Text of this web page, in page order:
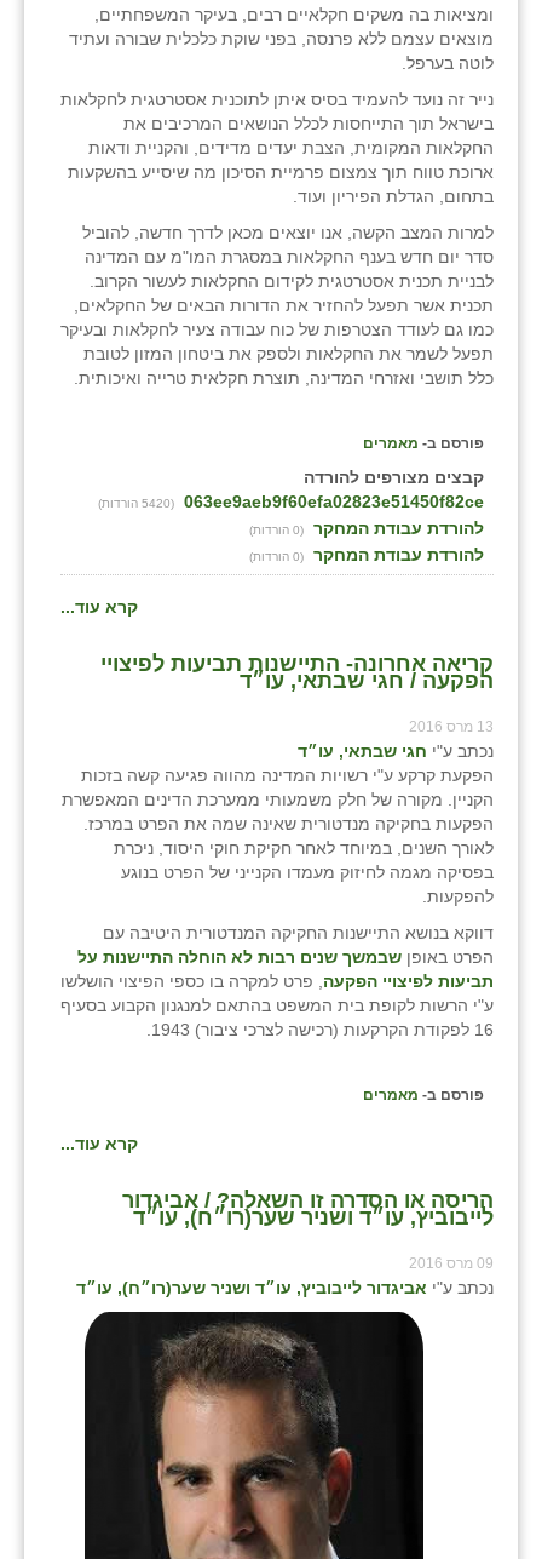
ומציאות בה משקים חקלאיים רבים, בעיקר המשפחתיים,
מוצאים עצמם ללא פרנסה, בפני שוקת כלכלית שבורה ועתיד
לוטה בערפל.
נייר זה נועד להעמיד בסיס איתן לתוכנית אסטרטגית לחקלאות
בישראל תוך התייחסות לכלל הנושאים המרכיבים את
החקלאות המקומית, הצבת יעדים מדידים, והקניית ודאות
ארוכת טווח תוך צמצום פרמיית הסיכון מה שיסייע בהשקעות
בתחום, הגדלת הפיריון ועוד.
למרות המצב הקשה, אנו יוצאים מכאן לדרך חדשה, להוביל
סדר יום חדש בענף החקלאות במסגרת המו"מ עם המדינה
לבניית תכנית אסטרטגית לקידום החקלאות לעשור הקרוב.
תכנית אשר תפעל להחזיר את הדורות הבאים של החקלאים,
כמו גם לעודד הצטרפות של כוח עבודה צעיר לחקלאות ובעיקר
תפעל לשמר את החקלאות ולספק את ביטחון המזון לטובת
כלל תושבי ואזרחי המדינה, תוצרת חקלאית טרייה ואיכותית.
פורסם ב- מאמרים
קבצים מצורפים להורדה
063ee9aeb9f60efa02823e51450f82ce
(5420 הורדות)
להורדת עבודת המחקר (0 הורדות)
להורדת עבודת המחקר (0 הורדות)
קרא עוד...
קריאה אחרונה- התיישנות תביעות לפיצויי
הפקעה / חגי שבתאי, עו״ד
13 מרס 2016
נכתב ע"י חגי שבתאי, עו״ד
הפקעת קרקע ע"י רשויות המדינה מהווה פגיעה קשה בזכות
הקניין. מקורה של חלק משמעותי ממערכת הדינים המאפשרת
הפקעות בחקיקה מנדטורית שאינה שמה את הפרט במרכז.
לאורך השנים, במיוחד לאחר חקיקת חוקי היסוד, ניכרת
בפסיקה מגמה לחיזוק מעמדו הקנייני של הפרט בנוגע
להפקעות.
דווקא בנושא התיישנות החקיקה המנדטורית היטיבה עם
הפרט באופן שבמשך שנים רבות לא הוחלה התיישנות על
תביעות לפיצויי הפקעה , פרט למקרה בו כספי הפיצוי הושלשו
ע"י הרשות לקופת בית המשפט בהתאם למנגנון הקבוע בסעיף
16 לפקודת הקרקעות (רכישה לצרכי ציבור) 1943.
פורסם ב- מאמרים
קרא עוד...
הריסה או הסדרה זו השאלה? / אביגדור
לייבוביץ, עו״ד ושניר שער(רו״ח), עו״ד
09 מרס 2016
נכתב ע"י אביגדור לייבוביץ, עו״ד ושניר שער(רו״ח), עו״ד
יבול (מורג)
יקנעם
כליל
יד השמונה
כפר ביאליק
כפר הרי״ף
כפר מישר
כפר סבא (אגרא)
כפר שמריהו
מנחמיה
נאות הכיכר
נווה אטי״ב
נהריה (אג״ש)
ניר צבי
עין חצבה
עין תמר
רועי
רימונים
רמות השבים